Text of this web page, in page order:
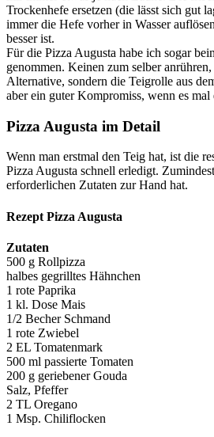
Trockenhefe ersetzen (die lässt sich gut
immer die Hefe vorher in Wasser
besser ist.
Für die Pizza Augusta habe ich sogar
genommen. Keinen zum selber
Alternative, sondern die Teigrolle aus
aber ein guter Kompromiss, wenn es mal
Pizza Augusta im Detail
Wenn man erstmal den Teig hat, ist die
Pizza Augusta schnell erledigt.
erforderlichen Zutaten zur Hand hat.
Rezept Pizza Augusta
Zutaten
500 g Rollpizza
halbes gegrilltes Hähnchen
1 rote Paprika
1 kl. Dose Mais
1/2 Becher Schmand
1 rote Zwiebel
2 EL Tomatenmark
500 ml passierte Tomaten
200 g geriebener Gouda
Salz, Pfeffer
2 TL Oregano
1 Msp. Chiliflocken